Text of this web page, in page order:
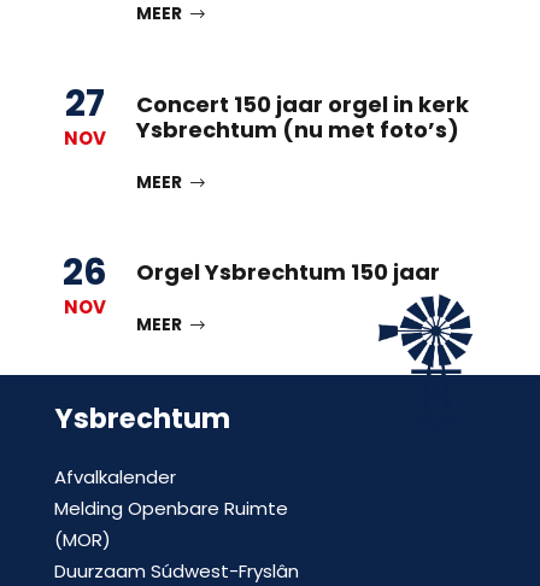
MEER
27
NOV
Concert 150 jaar orgel in kerk
Ysbrechtum (nu met foto’s)
MEER
26
NOV
Orgel Ysbrechtum 150 jaar
MEER
Ysbrechtum
Afvalkalender
Melding Openbare Ruimte
(MOR)
Duurzaam Súdwest-Fryslân